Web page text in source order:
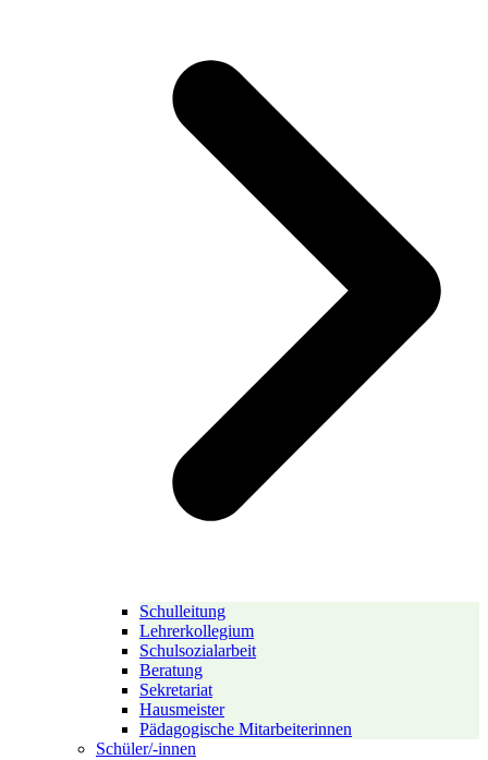
Schulleitung
Lehrerkollegium
Schulsozialarbeit
Beratung
Sekretariat
Hausmeister
Pädagogische Mitarbeiterinnen
Schüler/-innen